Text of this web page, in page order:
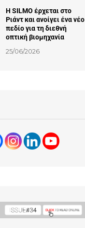
Η SILMO έρχεται στο
Ριάντ και ανοίγει ένα νέο
πεδίο για τη διεθνή
οπτική βιομηχανία
25/06/2026